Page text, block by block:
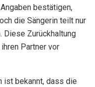
bestätigen,
die Sängerin teilt nur
Diese Zurückhaltung
Partner vor
ist bekannt, dass die